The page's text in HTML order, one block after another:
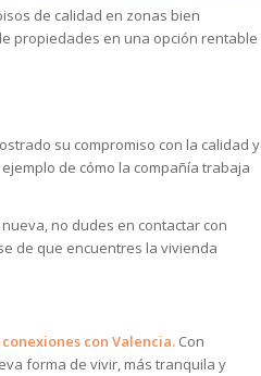
de calidad en zonas bien
propiedades en una opción rentable
su compromiso con la calidad y
de cómo la compañía trabaja
no dudes en contactar con
de que encuentres la vivienda
con Valencia. Con
forma de vivir, más tranquila y